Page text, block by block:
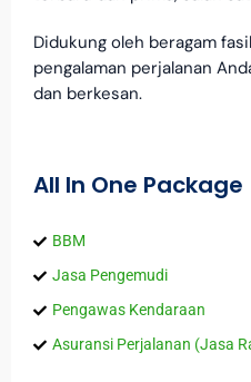
Didukung oleh beragam
pengalaman perjalanan
dan berkesan.
All In One Package
BBM
Jasa Pengemudi
Pengawas Kendaraan
Asuransi Perjalanan (Jasa